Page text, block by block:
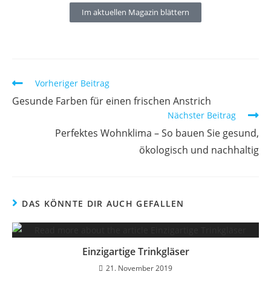
Im aktuellen Magazin blättern
Vorheriger Beitrag
Gesunde Farben für einen frischen Anstrich
Nächster Beitrag
Perfektes Wohnklima – So bauen Sie gesund,
ökologisch und nachhaltig
DAS KÖNNTE DIR AUCH GEFALLEN
Einzigartige Trinkgläser
21. November 2019